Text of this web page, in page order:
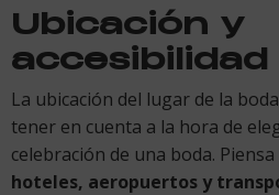
Ubicación y
accesibilidad
La ubicación del lugar de la
tener en cuenta a la hora de
celebración de una boda. Piensa
hoteles, aeropuertos y